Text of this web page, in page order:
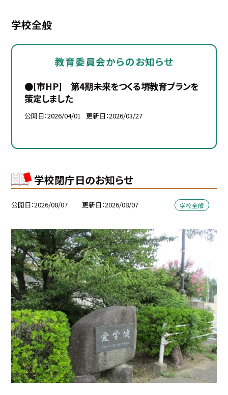
学校全般
教育委員会からのお知らせ
●[市HP] 第4期未来をつくる堺教育プランを
策定しました
公開日 2026/04/01 更新日 2026/03/27
学校閉庁日のお知らせ
公開日 2026/08/07 更新日 2026/08/07 学校全般